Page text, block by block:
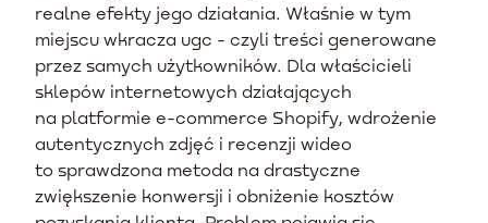
realne efekty jego działania. Właśnie w tym
miejscu wkracza ugc - czyli treści generowane
przez samych użytkowników. Dla właścicieli
sklepów internetowych działających
na platformie e-commerce Shopify, wdrożenie
autentycznych zdjęć i recenzji wideo
to sprawdzona metoda na drastyczne
zwiększenie konwersji i obniżenie kosztów